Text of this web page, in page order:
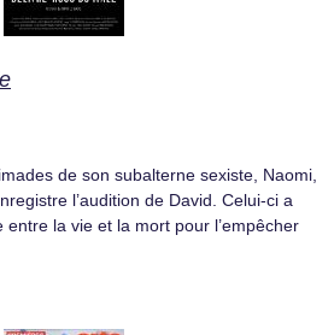
de son subalterne sexiste, Naomi,
l’audition de David. Celui-ci a
la vie et la mort pour l’empêcher